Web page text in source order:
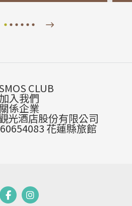
CLUB
加入我們
係企業
光酒店股份有限公司
花蓮縣旅館